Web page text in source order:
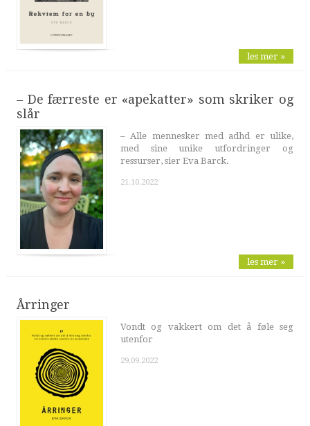
les mer »
– De færreste er «apekatter» som skriker og
slår
– Alle mennesker med adhd er ulike,
med sine unike utfordringer og
ressurser, sier Eva Barck.
21.10.2022
les mer »
Årringer
Vondt og vakkert om det å føle seg
utenfor
29.09.2022